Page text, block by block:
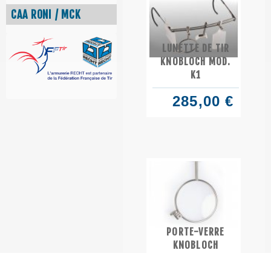
CAA RONI / MCK
LUNETTE DE TIR
KNOBLOCH MOD.
K1
285,00 €
PORTE-VERRE
KNOBLOCH